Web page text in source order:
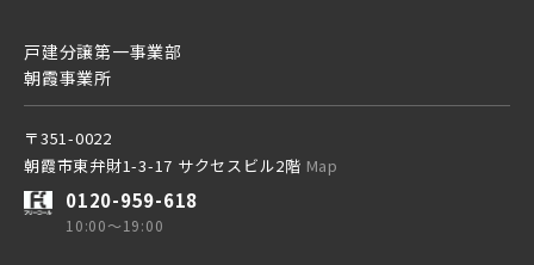
戸建分譲第一事業部
朝霞事業所
〒351-0022
朝霞市東弁財1-3-17 サクセスビル2階 Map
0120-959-618
10:00～19:00